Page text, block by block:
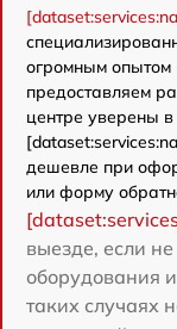
огромным опытом
предоставляем
центре уверены
дешевле при
или форму
выезде, если
оборудования
таких случаях